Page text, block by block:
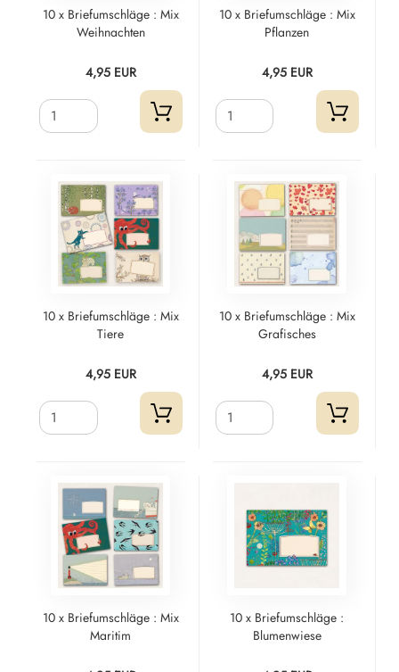
10 x Briefumschläge : Mix
Weihnachten
4,95 EUR
10 x Briefumschläge : Mix
Pflanzen
4,95 EUR
10 x Briefumschläge : Mix
Tiere
4,95 EUR
10 x Briefumschläge : Mix
Grafisches
4,95 EUR
10 x Briefumschläge : Mix
Maritim
10 x Briefumschläge :
Blumenwiese